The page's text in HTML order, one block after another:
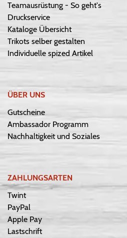
Teamausrüstung - So geht's
Druckservice
Kataloge Übersicht
Trikots selber gestalten
Individuelle spized Artikel
ÜBER UNS
Gutscheine
Ambassador Programm
Nachhaltigkeit und Soziales
ZAHLUNGSARTEN
Twint
PayPal
Apple Pay
Lastschrift